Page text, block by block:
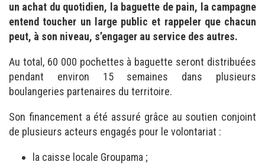
un achat du quotidien, la baguette de pain, la campagne
entend toucher un large public et rappeler que chacun
peut, à son niveau, s’engager au service des autres.
Au total, 60 000 pochettes à baguette seront distribuées
pendant environ 15 semaines dans plusieurs
boulangeries partenaires du territoire.
Son financement a été assuré grâce au soutien conjoint
de plusieurs acteurs engagés pour le volontariat :
la caisse locale Groupama ;